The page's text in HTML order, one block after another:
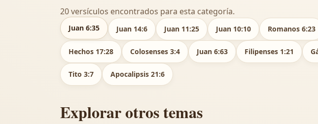
20 versículos encontrados para esta categoría.
Juan 6:35 Juan 14:6 Juan 11:25 Juan 10:10 Romanos 6:23
Hechos 17:28 Colosenses 3:4 Juan 6:63 Filipenses 1:21
Tito 3:7 Apocalipsis 21:6
Explorar otros temas